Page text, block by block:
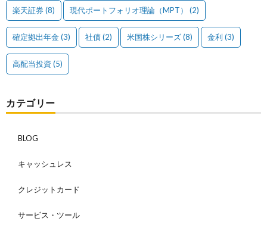
楽天証券(8) 現代ポートフォリオ理論（MPT） (2)
確定拠出年金(3) 社債(2) 米国株シリーズ(8) 金利 (3)
高配当投資 (5)
カテゴリー
BLOG
キャッシュレス
クレジットカード
サービス・ツール